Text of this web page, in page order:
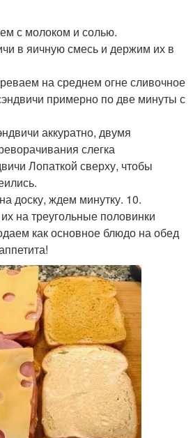
с молоком и солью.
в яичную смесь и держим их в
на среднем огне сливочное
примерно по две минуты с
аккуратно, двумя
слегка
Лопаткой сверху, чтобы
доску, ждем минутку. 10.
на треугольные половинки
как основное блюдо на обед